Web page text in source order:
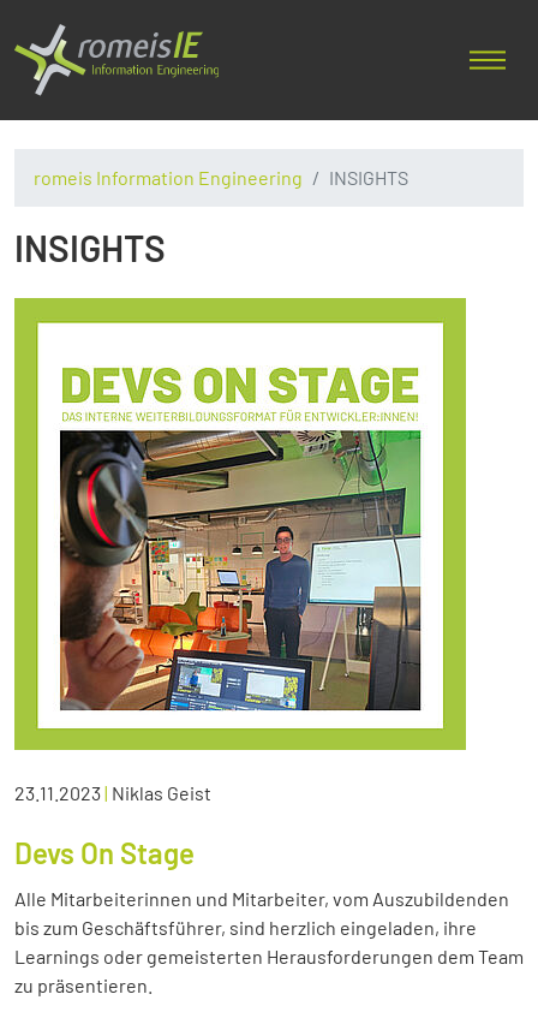
romeis Information Engineering INSIGHTS
INSIGHTS
23.11.2023| Niklas Geist
Devs On Stage
Alle Mitarbeiterinnen und Mitarbeiter, vom Auszubildenden
bis zum Geschäftsführer, sind herzlich eingeladen, ihre
Learnings oder gemeisterten Herausforderungen dem Team
zu präsentieren.